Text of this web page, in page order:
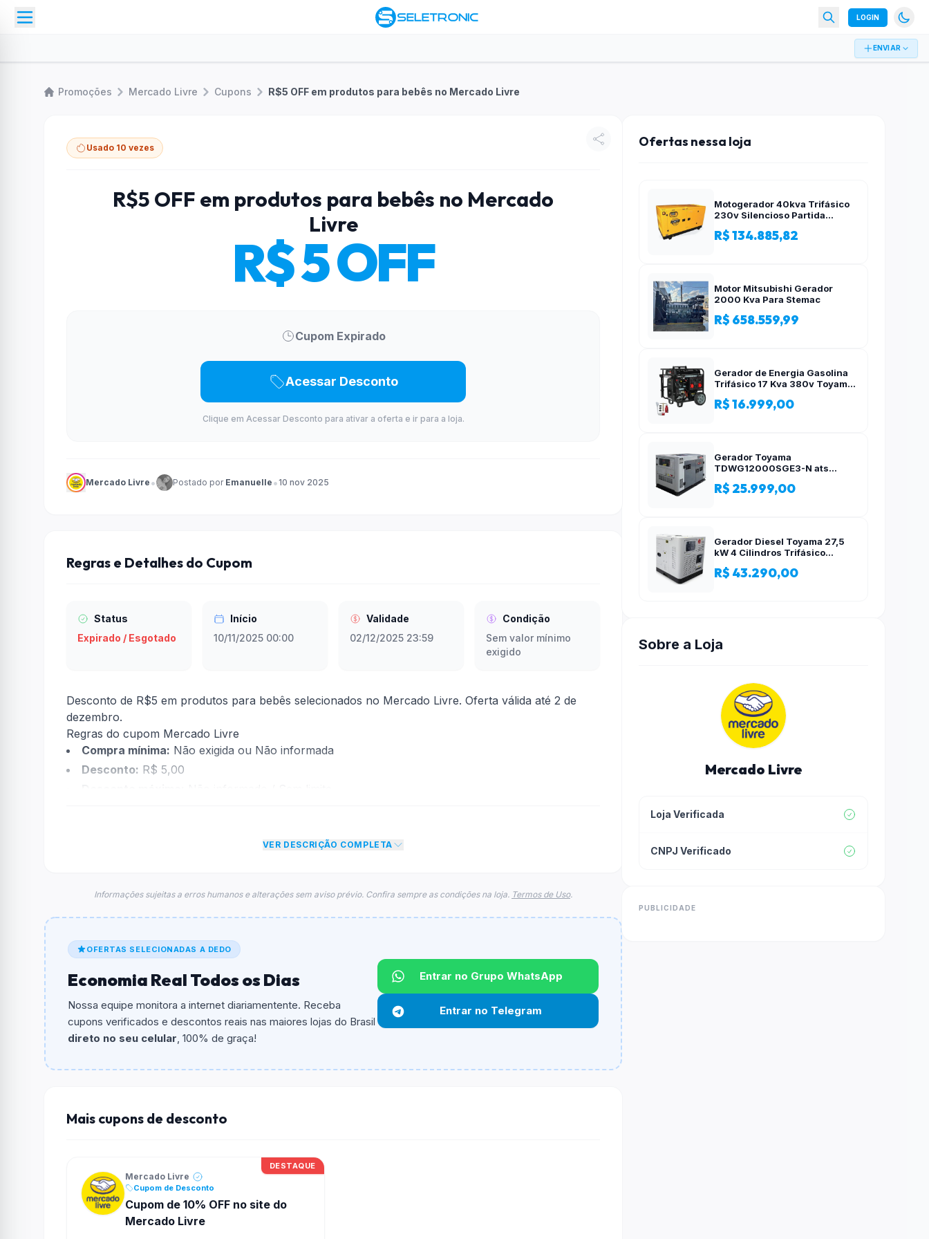
LOGIN
ENVIAR
Promoções Mercado Livre Cupons R$5 OFF em produtos para bebês no Mercado Livre
Usado 10 vezes
R$5 OFF em produtos para bebês no Mercado
Livre
R$ 5 OFF
Cupom Expirado
Acessar Desconto
Clique em Acessar Desconto para ativar a oferta e ir para a loja.
Mercado Livre • Postado por Emanuelle •10 nov 2025
Regras e Detalhes do Cupom
Status
Expirado / Esgotado
Início
10/11/2025 00:00
Validade
02/12/2025 23:59
Condição
Sem valor mínimo
exigido
Desconto de R$5 em produtos para bebês selecionados no Mercado Livre. Oferta válida até 2 de
dezembro.
Regras do cupom Mercado Livre
Compra mínima: Não exigida ou Não informada
Desconto: R$ 5,00
dará um desconto de R$ 5,00 no total do carrinho, não foram
econtradas informações sobre restrição de teto máximo para esse cupom.
O cupom dáR$ 5,00em compras.
Qual é o valor minimo de compra?
O valor minimo de compra é Não exigido ou Não informado.
Qual é o desconto máximo?
Não informado ou sem limite.
Funciona em qualquer produto?
podem não aceitar cupons.
VER DESCRIÇÃO COMPLETA
Informações sujeitas a erros humanos e alterações sem aviso prévio. Confira sempre as condições na loja. Termos de Uso.
OFERTAS SELECIONADAS A DEDO
Economia Real Todos os Dias
Nossa equipe monitora a internet diariamentente. Receba
cupons verificados e descontos reais nas maiores lojas do Brasil
direto no seu celular, 100% de graça!
Entrar no Grupo WhatsApp
Entrar no Telegram
Mais cupons de desconto
DESTAQUE
Mercado Livre
Cupom de Desconto
Cupom de 10% OFF no site do
Mercado Livre
Ofertas nessa loja
Motogerador 40kva Trifásico
230v Silencioso Partida
R$ 134.885,82
Motor Mitsubishi Gerador
2000 Kva Para Stemac
R$ 658.559,99
Gerador de Energia Gasolina
Trifásico 17 Kva 380v Toyama
R$ 16.999,00
Gerador Toyama
TDWG12000SGE3-N ats
R$ 25.999,00
Gerador Diesel Toyama 27,5
kW 4 Cilindros Trifásico
R$ 43.290,00
Sobre a Loja
Mercado Livre
Loja Verificada
CNPJ Verificado
PUBLICIDADE